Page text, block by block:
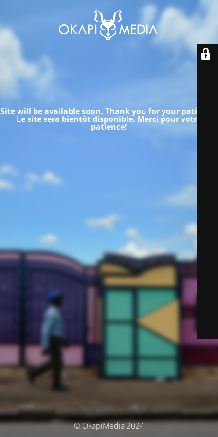
Site will be available soon. Thank you for your patience!
Le site sera bientôt disponible. Merci pour votre
patience!
© OkapiMedia 2024